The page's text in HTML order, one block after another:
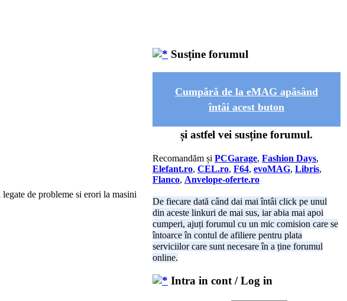
de probleme si erori la masini
Susține forumul
Cumpără de la eMAG apăsând
întâi acest buton
și astfel vei susține forumul.
Recomandăm și PCGarage, Fashion Days,
Elefant.ro, CEL.ro, F64, evoMAG, Libris,
Flanco, Anvelope-oferte.ro
De fiecare dată când dai mai întâi click pe unul
din aceste linkuri de mai sus, iar abia mai apoi
cumperi, ajuți forumul cu un mic comision care se
întoarce în contul de afiliere pentru plata
serviciilor care sunt necesare în a ține forumul
online.
Intra in cont / Log in